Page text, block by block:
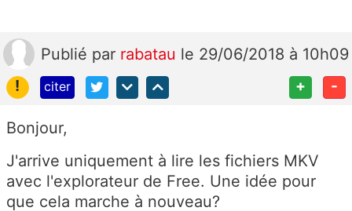
Publié par rabatau le 29/06/2018 à 10h09
!
citer + -
Bonjour,
J'arrive uniquement à lire les fichiers MKV
avec l'explorateur de Free. Une idée pour
que cela marche à nouveau?